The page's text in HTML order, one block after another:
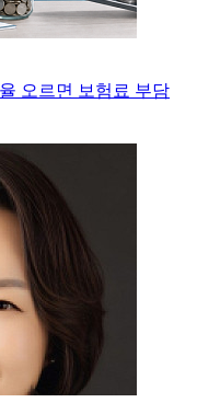
오르면 보험료 부담